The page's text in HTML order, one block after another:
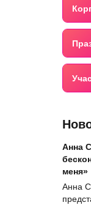
Анна
меня»
Анна